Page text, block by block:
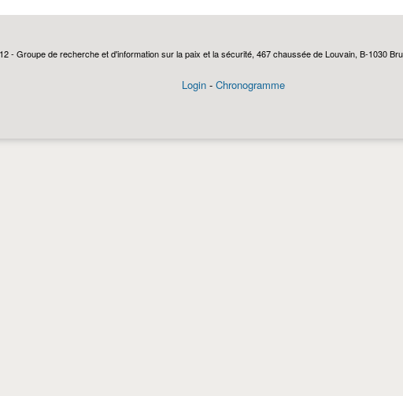
- Groupe de recherche et d'information sur la paix et la sécurité, 467 chaussée de Louvain, B-1030
Login- Chronogramme